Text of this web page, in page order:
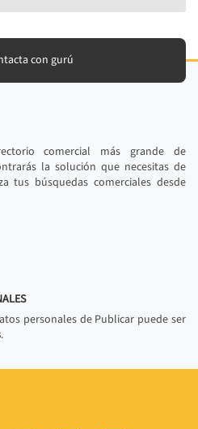
con gurú
comercial más grande de
la solución que necesitas de
tus búsquedas comerciales desde
personales de Publicar puede ser
.